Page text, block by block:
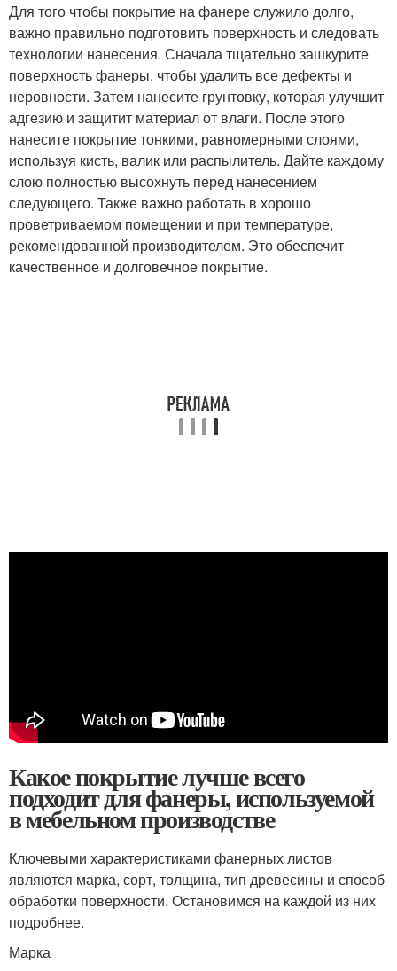
Для того чтобы покрытие на фанере служило долго,
важно правильно подготовить поверхность и следовать
технологии нанесения. Сначала тщательно зашкурите
поверхность фанеры, чтобы удалить все дефекты и
неровности. Затем нанесите грунтовку, которая улучшит
адгезию и защитит материал от влаги. После этого
нанесите покрытие тонкими, равномерными слоями,
используя кисть, валик или распылитель. Дайте каждому
слою полностью высохнуть перед нанесением
следующего. Также важно работать в хорошо
проветриваемом помещении и при температуре,
рекомендованной производителем. Это обеспечит
качественное и долговечное покрытие.
Какое покрытие лучше всего
подходит для фанеры, используемой
в мебельном производстве
Ключевыми характеристиками фанерных листов
являются марка, сорт, толщина, тип древесины и способ
обработки поверхности. Остановимся на каждой из них
подробнее.
Марка